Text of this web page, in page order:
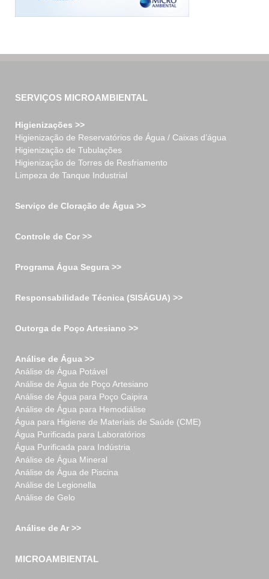
SERVIÇOS MICROAMBIENTAL
Higienizações >>
Higienização de Reservatórios de Água / Caixas d’água
Higienização de Tubulações
Higienização de Torres de Resfriamento
Limpeza de Tanque Industrial
Serviço de Cloração de Água >>
Controle de Cor >>
Programa Água Segura >>
Responsabilidade Técnica (SISÁGUA) >>
Outorga de Poço Artesiano >>
Análise de Água >>
Análise de Água Potável
Análise de Água de Poço Artesiano
Análise de Água para Poço Caipira
Análise de Água para Hemodiálise
Água para Higiene de Materiais de Saúde (CME)
Água Purificada para Laboratórios
Água Purificada para Indústria
Análise de Água Mineral
Análise de Água de Piscina
Análise de Legionella
Análise de Gelo
Análise de Ar >>
MICROAMBIENTAL